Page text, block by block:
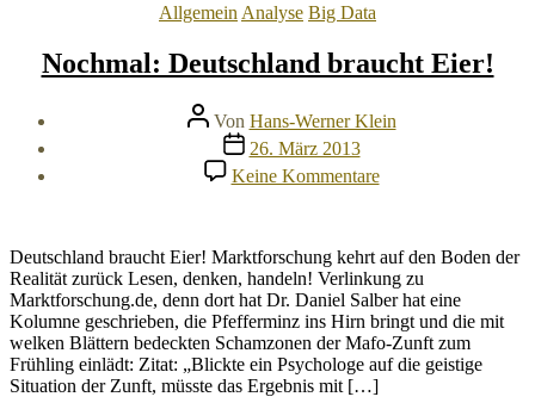
Kategorien
Allgemein Analyse Big Data
Nochmal: Deutschland braucht Eier!
Beitragsautor
Von Hans-Werner Klein
Veröffentlichungsdatum
26. März 2013
Keine Kommentarezu
Nochmal:
Eier!
Deutschland braucht Eier! Marktforschung kehrt auf den Boden der
Realität zurück Lesen, denken, handeln! Verlinkung zu
Marktforschung.de, denn dort hat Dr. Daniel Salber hat eine
Kolumne geschrieben, die Pfefferminz ins Hirn bringt und die mit
welken Blättern bedeckten Schamzonen der Mafo-Zunft zum
Frühling einlädt: Zitat: „Blickte ein Psychologe auf die geistige
Situation der Zunft, müsste das Ergebnis mit […]